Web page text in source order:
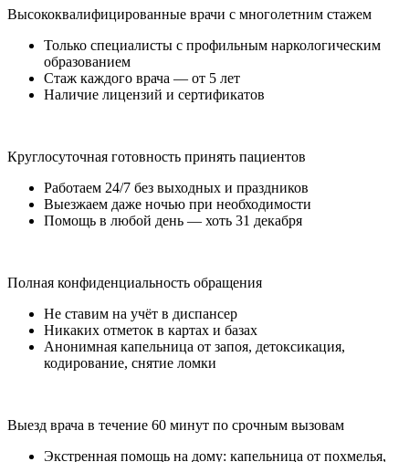
Высококвалифицированные врачи с многолетним стажем
Только специалисты с профильным наркологическим
образованием
Стаж каждого врача — от 5 лет
Наличие лицензий и сертификатов
Круглосуточная готовность принять пациентов
Работаем 24/7 без выходных и праздников
Выезжаем даже ночью при необходимости
Помощь в любой день — хоть 31 декабря
Полная конфиденциальность обращения
Не ставим на учёт в диспансер
Никаких отметок в картах и базах
Анонимная капельница от запоя, детоксикация,
кодирование, снятие ломки
Выезд врача в течение 60 минут по срочным вызовам
Экстренная помощь на дому: капельница от похмелья,